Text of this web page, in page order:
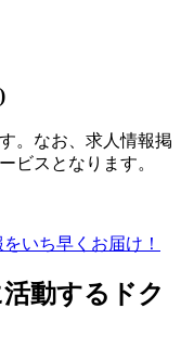
。なお、求人情報掲
ビスとなります。
動するドク